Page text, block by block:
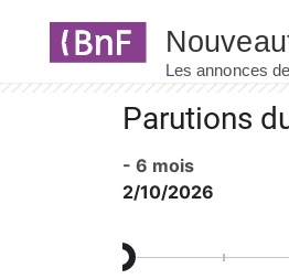
Parutions
- 6 mois
2/10/2026